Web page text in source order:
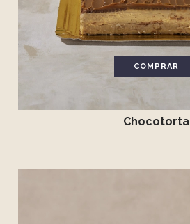
COMPRAR
Chocotorta